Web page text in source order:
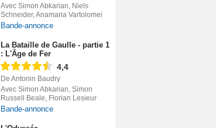
Avec Simon Abkarian, Niels
Schneider, Anamaria Vartolomei
Bande-annonce
La Bataille de Gaulle - partie 1
: L'Âge de Fer
4,4
De Antonin Baudry
Avec Simon Abkarian, Simon
Russell Beale, Florian Lesieur
Bande-annonce